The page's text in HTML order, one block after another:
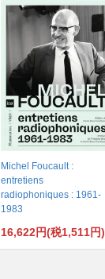
Michel Foucault :
entretiens
radiophoniques : 1961-
1983
16,622円(税1,511円)